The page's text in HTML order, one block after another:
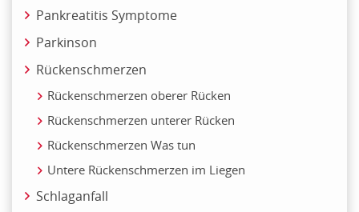
Pankreatitis Symptome
Parkinson
Rückenschmerzen
Rückenschmerzen oberer Rücken
Rückenschmerzen unterer Rücken
Rückenschmerzen Was tun
Untere Rückenschmerzen im Liegen
Schlaganfall